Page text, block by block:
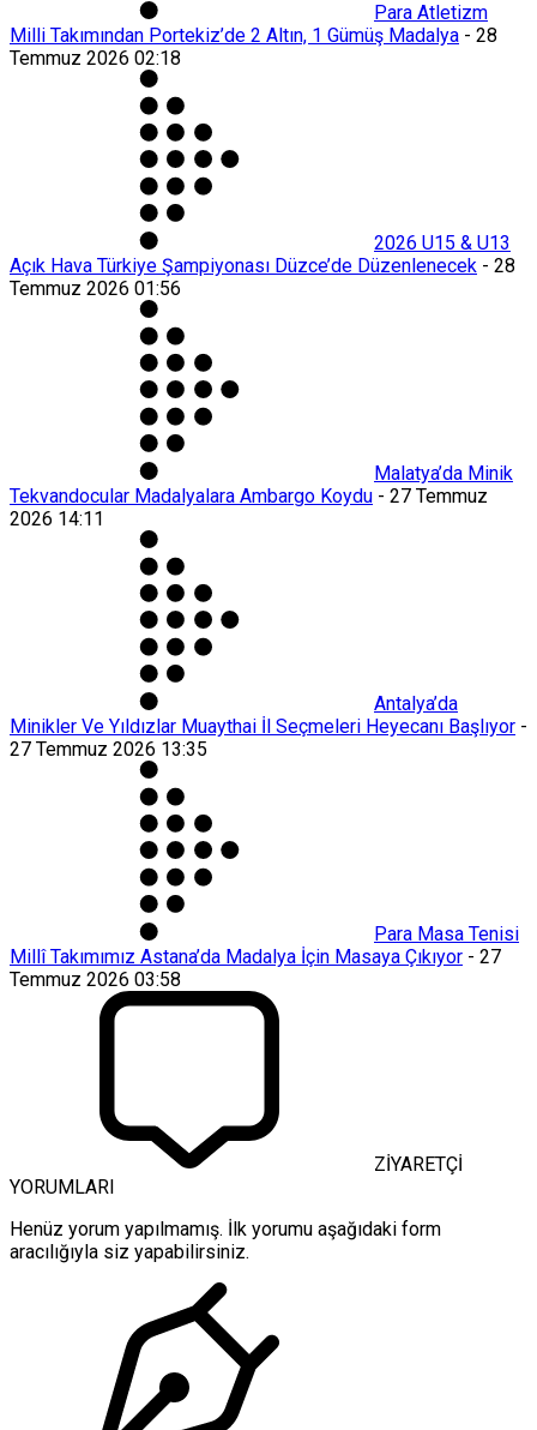
Para Atletizm
Milli Takımından Portekiz’de 2 Altın, 1 Gümüş Madalya - 28
Temmuz 2026 02:18
2026 U15 & U13
Açık Hava Türkiye Şampiyonası Düzce’de Düzenlenecek - 28
Temmuz 2026 01:56
Malatya’da Minik
Tekvandocular Madalyalara Ambargo Koydu - 27 Temmuz
2026 14:11
Antalya’da
Minikler Ve Yıldızlar Muaythai İl Seçmeleri Heyecanı Başlıyor -
27 Temmuz 2026 13:35
Para Masa Tenisi
Millî Takımımız Astana’da Madalya İçin Masaya Çıkıyor - 27
Temmuz 2026 03:58
ZİYARETÇİ
YORUMLARI
Henüz yorum yapılmamış. İlk yorumu aşağıdaki form
aracılığıyla siz yapabilirsiniz.